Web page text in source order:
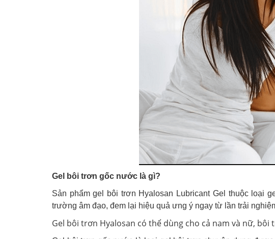
Gel bôi trơn gốc nước là gì?
Sản phẩm gel bôi trơn Hyalosan Lubricant Gel thuộc loại
trường âm đạo, đem lại hiệu quả ưng ý ngay từ lần trải
Gel bôi trơn Hyalosan có thể dùng cho cả nam và nữ,